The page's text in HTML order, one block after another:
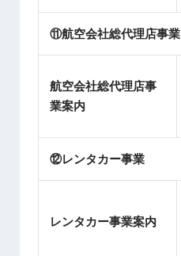
⑪航空会社総代理店事業
航空会社総代理店事
業案内
⑫レンタカー事業
レンタカー事業案内